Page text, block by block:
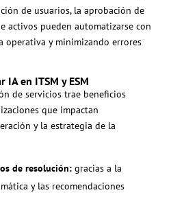
de usuarios, la aprobación de
activos pueden automatizarse con
operativa y minimizando errores
IA en ITSM y ESM
de servicios trae beneficios
que impactan
y la estrategia de la
de resolución:gracias a la
y las recomendaciones